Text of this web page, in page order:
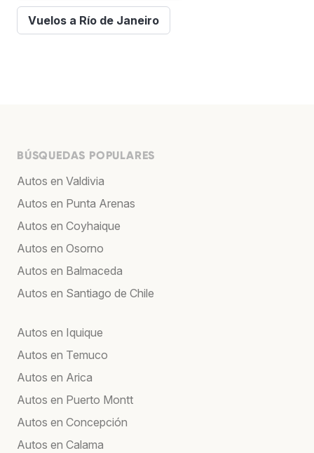
Vuelos a Río de Janeiro
BÚSQUEDAS POPULARES
Autos en Valdivia
Autos en Punta Arenas
Autos en Coyhaique
Autos en Osorno
Autos en Balmaceda
Autos en Santiago de Chile
Autos en Iquique
Autos en Temuco
Autos en Arica
Autos en Puerto Montt
Autos en Concepción
Autos en Calama